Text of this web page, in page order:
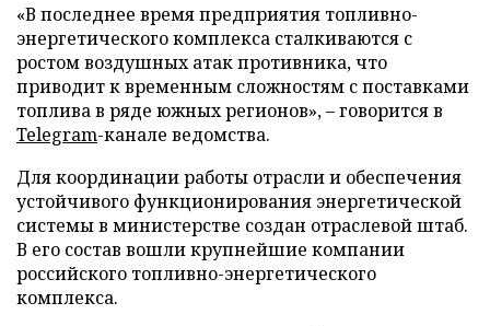
«В последнее время предприятия топливно-
энергетического комплекса сталкиваются с
ростом воздушных атак противника, что
приводит к временным сложностям с поставками
топлива в ряде южных регионов», – говорится в
Telegram-канале ведомства.
Для координации работы отрасли и обеспечения
устойчивого функционирования энергетической
системы в министерстве создан отраслевой штаб.
В его состав вошли крупнейшие компании
российского топливно-энергетического
комплекса.